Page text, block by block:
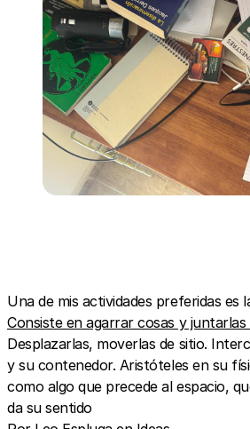
Una de mis actividades preferidas es
Consiste en agarrar cosas y
Desplazarlas, moverlas de sitio.
y su contenedor. Aristóteles en su
como algo que precede al espacio,
da su sentido